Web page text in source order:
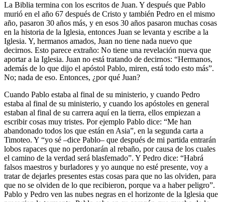
La Biblia termina con los escritos de Juan. Y después que Pablo
murió en el año 67 después de Cristo y también Pedro en el mismo
año, pasaron 30 años más, y en esos 30 años pasaron muchas cosas
en la historia de la Iglesia, entonces Juan se levanta y escribe a la
Iglesia. Y, hermanos amados, Juan no tiene nada nuevo que
decirnos. Esto parece extraño: No tiene una revelación nueva que
aportar a la Iglesia. Juan no está tratando de decirnos: “Hermanos,
además de lo que dijo el apóstol Pablo, miren, está todo esto más”.
No; nada de eso. Entonces, ¿por qué Juan?
Cuando Pablo estaba al final de su ministerio, y cuando Pedro
estaba al final de su ministerio, y cuando los apóstoles en general
estaban al final de su carrera aquí en la tierra, ellos empiezan a
escribir cosas muy tristes. Por ejemplo Pablo dice: “Me han
abandonado todos los que están en Asia”, en la segunda carta a
Timoteo. Y “yo sé –dice Pablo– que después de mi partida entrarán
lobos rapaces que no perdonarán al rebaño, por causa de los cuales
el camino de la verdad será blasfemado”. Y Pedro dice: “Habrá
falsos maestros y burladores y yo aunque no esté presente, voy a
tratar de dejarles presentes estas cosas para que no las olviden, para
que no se olviden de lo que recibieron, porque va a haber peligro”.
Pablo y Pedro ven las nubes negras en el horizonte de la Iglesia que